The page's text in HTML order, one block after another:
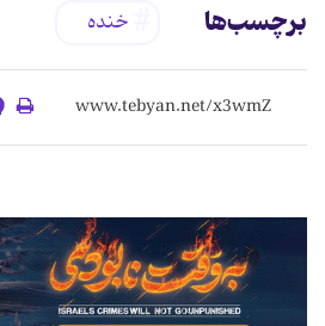
برچسب‌ها خنده